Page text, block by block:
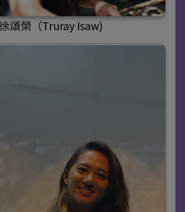
頌榮（Truray Isaw)